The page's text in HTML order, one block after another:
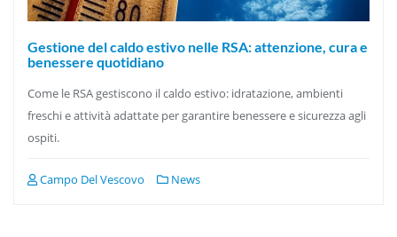
Gestione del caldo estivo nelle RSA: attenzione, cura e
benessere quotidiano
Come le RSA gestiscono il caldo estivo: idratazione, ambienti
freschi e attività adattate per garantire benessere e sicurezza agli
ospiti.
Campo Del Vescovo News